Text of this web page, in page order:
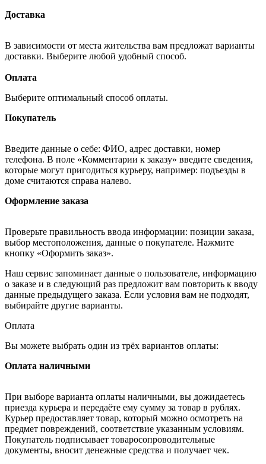
Доставка
В зависимости от места жительства вам предложат варианты
доставки. Выберите любой удобный способ.
Оплата
Выберите оптимальный способ оплаты.
Покупатель
Введите данные о себе: ФИО, адрес доставки, номер
телефона. В поле «Комментарии к заказу» введите сведения,
которые могут пригодиться курьеру, например: подъезды в
доме считаются справа налево.
Оформление заказа
Проверьте правильность ввода информации: позиции заказа,
выбор местоположения, данные о покупателе. Нажмите
кнопку «Оформить заказ».
Наш сервис запоминает данные о пользователе, информацию
о заказе и в следующий раз предложит вам повторить к вводу
данные предыдущего заказа. Если условия вам не подходят,
выбирайте другие варианты.
Оплата
Вы можете выбрать один из трёх вариантов оплаты:
Оплата наличными
При выборе варианта оплаты наличными, вы дожидаетесь
приезда курьера и передаёте ему сумму за товар в рублях.
Курьер предоставляет товар, который можно осмотреть на
предмет повреждений, соответствие указанным условиям.
Покупатель подписывает товаросопроводительные
документы, вносит денежные средства и получает чек.